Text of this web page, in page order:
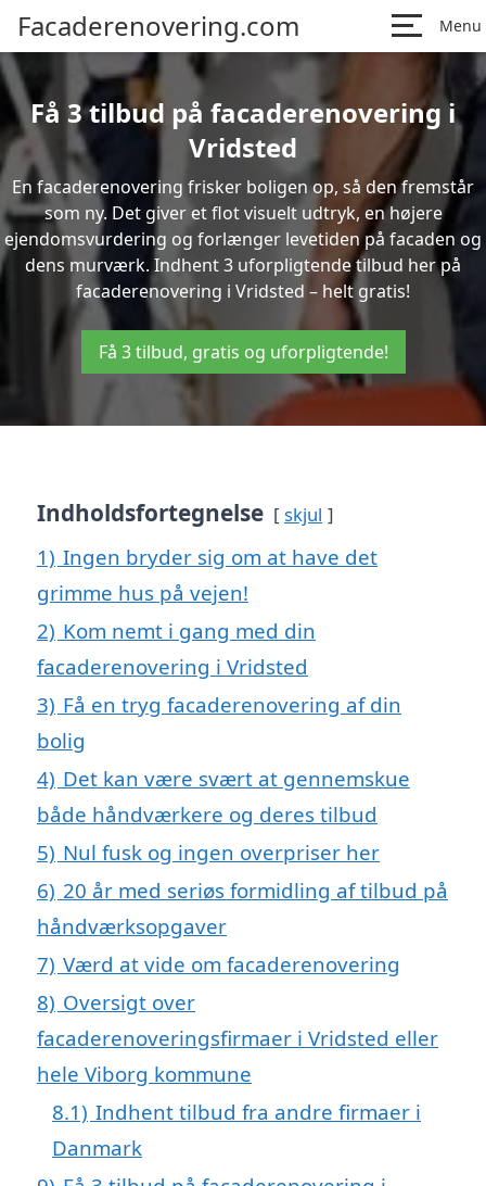
Facaderenovering.com Menu
Få 3 tilbud på facaderenovering i
Vridsted
En facaderenovering frisker boligen op, så den fremstår
som ny. Det giver et flot visuelt udtryk, en højere
ejendomsvurdering og forlænger levetiden på facaden og
dens murværk. Indhent 3 uforpligtende tilbud her på
facaderenovering i Vridsted – helt gratis!
Få 3 tilbud, gratis og uforpligtende!
Indholdsfortegnelse skjul
1) Ingen bryder sig om at have det
grimme hus på vejen!
2) Kom nemt i gang med din
facaderenovering i Vridsted
3) Få en tryg facaderenovering af din
bolig
4) Det kan være svært at gennemskue
både håndværkere og deres tilbud
5) Nul fusk og ingen overpriser her
6) 20 år med seriøs formidling af tilbud på
håndværksopgaver
7) Værd at vide om facaderenovering
8) Oversigt over
facaderenoveringsfirmaer i Vridsted eller
hele Viborg kommune
8.1) Indhent tilbud fra andre firmaer i
Danmark